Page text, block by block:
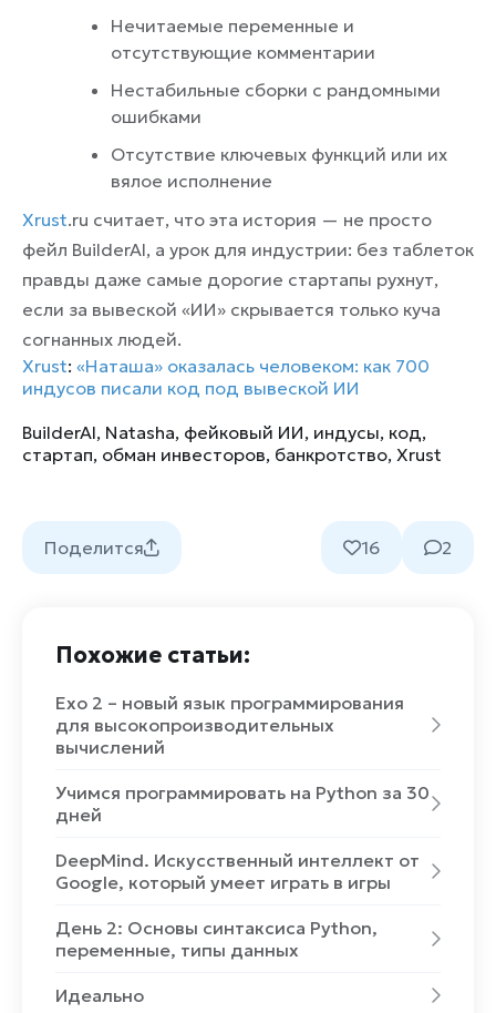
Нечитаемые переменные и
отсутствующие комментарии
Нестабильные сборки с рандомными
ошибками
Отсутствие ключевых функций или их
вялое исполнение
Xrust.ru считает, что эта история — не просто
фейл BuilderAI, а урок для индустрии: без таблеток
правды даже самые дорогие стартапы рухнут,
если за вывеской «ИИ» скрывается только куча
согнанных людей.
Xrust: «Наташа» оказалась человеком: как 700
индусов писали код под вывеской ИИ
BuilderAI, Natasha, фейковый ИИ, индусы, код,
стартап, обман инвесторов, банкротство, Xrust
Поделится 16 2
Похожие статьи:
Exo 2 – новый язык программирования
для высокопроизводительных
вычислений
Учимся программировать на Python за 30
дней
DeepMind. Искусственный интеллект от
Google, который умеет играть в игры
День 2: Основы синтаксиса Python,
переменные, типы данных
Идеально